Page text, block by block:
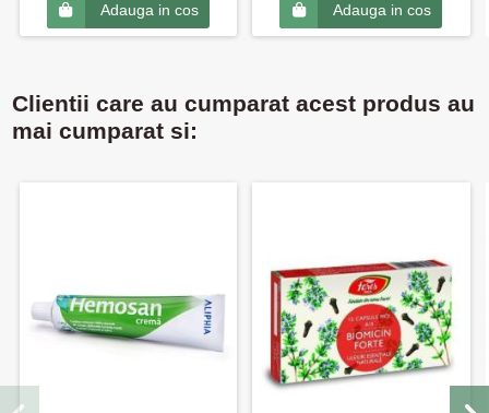
Adauga in cos Adauga in cos
Clientii care au cumparat acest produs au
mai cumparat si: